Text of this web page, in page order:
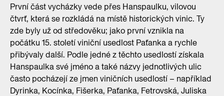
První část vycházky vede přes Hanspaulku, vilovou
čtvrť, která se rozkládá na místě historických vinic. Ty
zde byly už od středověku; jako první vznikla na
počátku 15. století viniční usedlost Paťanka a rychle
přibývaly další. Podle jedné z těchto usedlostí získala
Hanspaulka své jméno a také názvy jednotlivých ulic
často pocházejí ze jmen viničních usedlostí – například
Dyrinka, Kocínka, Fišerka, Paťanka, Fetrovská, Juliska